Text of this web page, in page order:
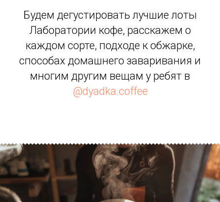
Будем дегустировать лучшие лоты
Лаборатории кофе, расскажем о
каждом сорте, подходе к обжарке,
способах домашнего заваривания и
многим другим вещам у ребят в
@dyadka.coffee